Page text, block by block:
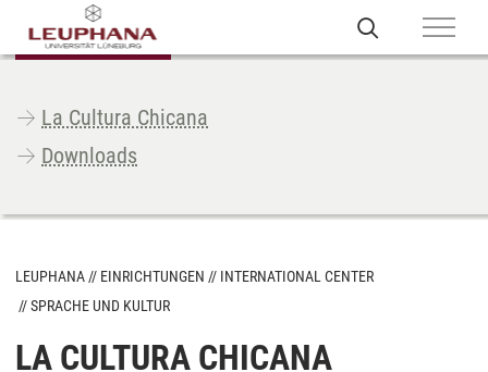
La Cultura Chicana
Downloads
LEUPHANA EINRICHTUNGEN
INTERNATIONAL CENTER
SPRACHE UND KULTUR
LA CULTURA CHICANA